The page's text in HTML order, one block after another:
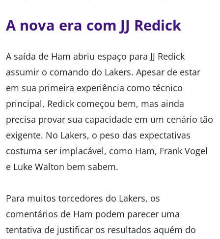
A nova era com JJ Redick
A saída de Ham abriu espaço para JJ Redick
assumir o comando do Lakers. Apesar de estar
em sua primeira experiência como técnico
principal, Redick começou bem, mas ainda
precisa provar sua capacidade em um cenário tão
exigente. No Lakers, o peso das expectativas
costuma ser implacável, como Ham, Frank Vogel
e Luke Walton bem sabem.
Para muitos torcedores do Lakers, os
comentários de Ham podem parecer uma
tentativa de justificar os resultados aquém do